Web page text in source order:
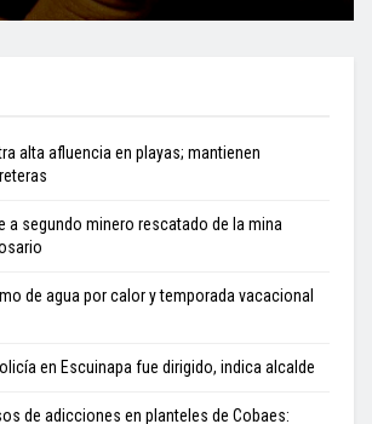
alta afluencia en playas; mantienen
a segundo minero rescatado de la mina
de agua por calor y temporada vacacional
en Escuinapa fue dirigido, indica alcalde
de adicciones en planteles de Cobaes: